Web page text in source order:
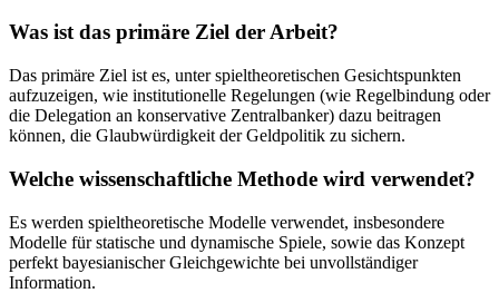
Was ist das primäre Ziel der Arbeit?
Das primäre Ziel ist es, unter spieltheoretischen Gesichtspunkten
aufzuzeigen, wie institutionelle Regelungen (wie Regelbindung oder
die Delegation an konservative Zentralbanker) dazu beitragen
können, die Glaubwürdigkeit der Geldpolitik zu sichern.
Welche wissenschaftliche Methode wird verwendet?
Es werden spieltheoretische Modelle verwendet, insbesondere
Modelle für statische und dynamische Spiele, sowie das Konzept
perfekt bayesianischer Gleichgewichte bei unvollständiger
Information.